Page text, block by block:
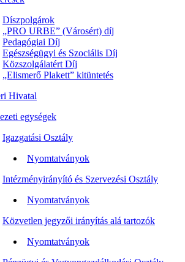
Díszpolgárok
„PRO URBE” (Városért) díj
Pedagógiai Díj
Egészségügyi és Szociális Díj
Közszolgálatért Díj
„Elismerő Plakett” kitüntetés
Hivatal
egységek
Igazgatási Osztály
Nyomtatványok
Intézményirányító és Szervezési Osztály
Nyomtatványok
Közvetlen jegyzői irányítás alá tartozók
Nyomtatványok